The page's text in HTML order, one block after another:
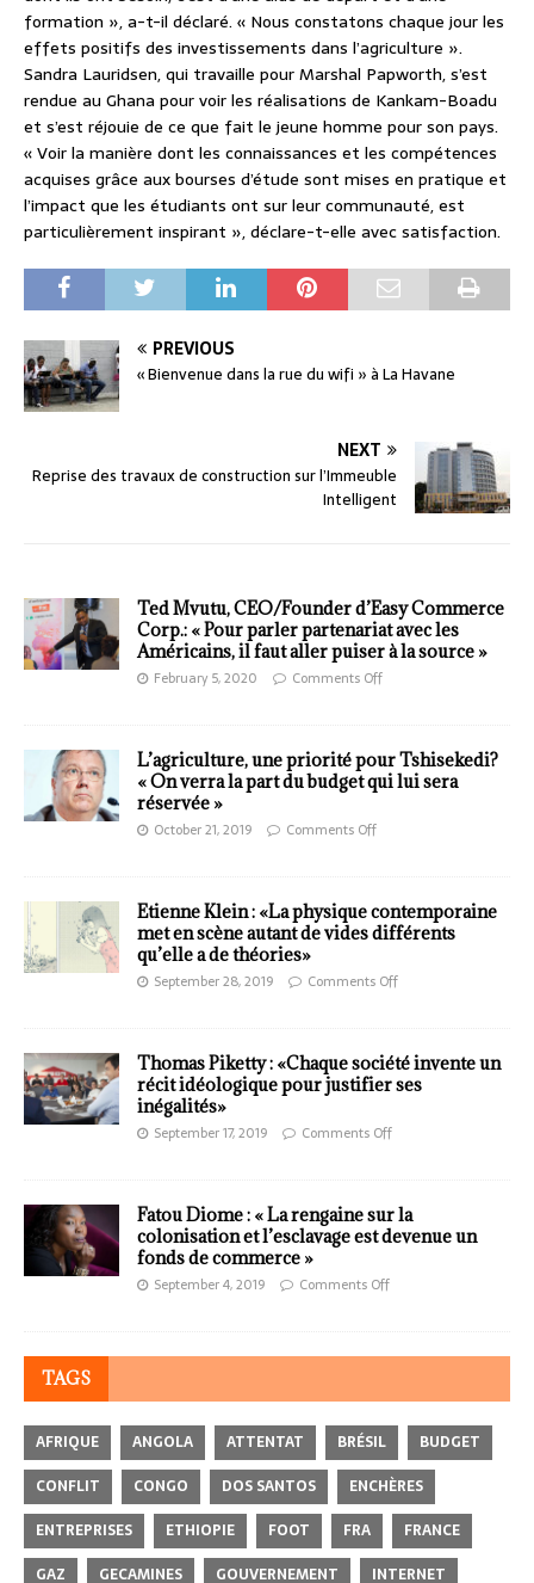
formation », a-t-il déclaré. « Nous constatons chaque jour les
effets positifs des investissements dans l’agriculture ».
Sandra Lauridsen, qui travaille pour Marshal Papworth, s’est
rendue au Ghana pour voir les réalisations de Kankam-Boadu
et s’est réjouie de ce que fait le jeune homme pour son pays.
« Voir la manière dont les connaissances et les compétences
acquises grâce aux bourses d’étude sont mises en pratique et
l’impact que les étudiants ont sur leur communauté, est
particulièrement inspirant », déclare-t-elle avec satisfaction.
PREVIOUS
« Bienvenue dans la rue du wifi » à La Havane
NEXT
Reprise des travaux de construction sur l’Immeuble
Intelligent
Ted Mvutu, CEO/Founder d’Easy Commerce
Corp.: « Pour parler partenariat avec les
Américains, il faut aller puiser à la source »
February 5, 2020 Comments Off
L’agriculture, une priorité pour Tshisekedi?
« On verra la part du budget qui lui sera
réservée »
October 21, 2019 Comments Off
Etienne Klein : «La physique contemporaine
met en scène autant de vides différents
qu’elle a de théories»
September 28, 2019 Comments Off
Thomas Piketty : «Chaque société invente un
récit idéologique pour justifier ses
inégalités»
September 17, 2019 Comments Off
Fatou Diome : « La rengaine sur la
colonisation et l’esclavage est devenue un
fonds de commerce »
September 4, 2019 Comments Off
TAGS
AFRIQUE ANGOLA ATTENTAT BRÉSIL
BUDGET
CONFLIT
CONGO DOS SANTOS
ENCHÈRES
ENTREPRISES
ETHIOPIE FOOT FRA
FRANCE
GAZ
GECAMINES GOUVERNEMENT INTERNET